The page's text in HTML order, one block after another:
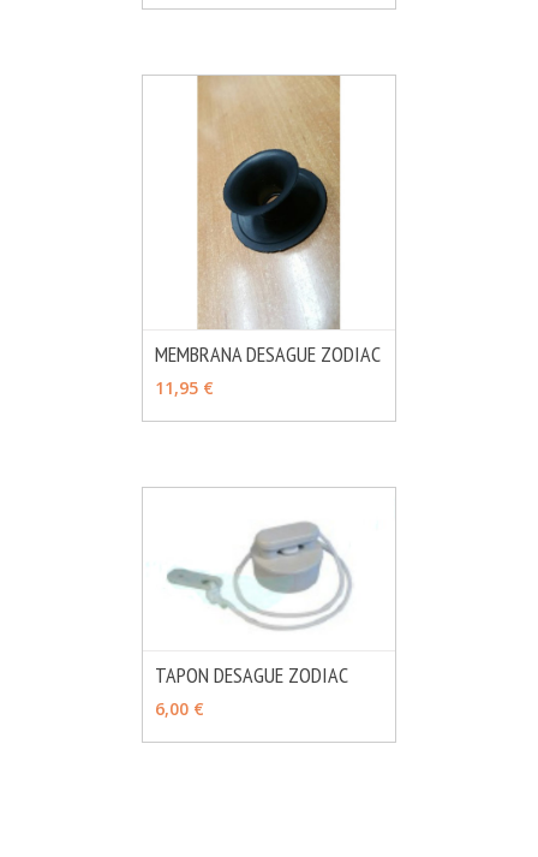
MEMBRANA DESAGUE ZODIAC
11,95 €
TAPON DESAGUE ZODIAC
6,00 €